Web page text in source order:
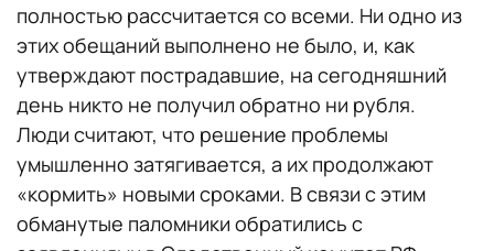
полностью рассчитается со всеми. Ни одно из
этих обещаний выполнено не было, и, как
утверждают пострадавшие, на сегодняшний
день никто не получил обратно ни рубля.
Люди считают, что решение проблемы
умышленно затягивается, а их продолжают
«кормить» новыми сроками. В связи с этим
обманутые паломники обратились с